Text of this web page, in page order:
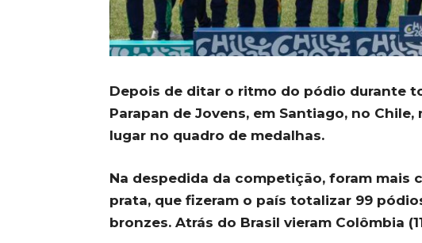
Depois de ditar o ritmo do pódio durante
Parapan de Jovens, em Santiago, no
lugar no quadro de medalhas.
Na despedida da competição, foram mais
prata, que fizeram o país totalizar 99
bronzes. Atrás do Brasil vieram Colômbia